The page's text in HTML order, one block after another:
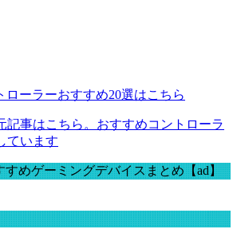
ローラーおすすめ20選はこちら
記事はこちら。おすすめコントローラ
ています
すめゲーミングデバイスまとめ【ad】